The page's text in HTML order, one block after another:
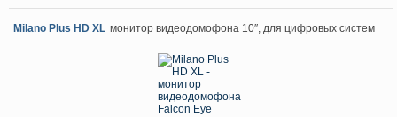
Milano Plus HD XL монитор видеодомофона 10″, для цифровых систем